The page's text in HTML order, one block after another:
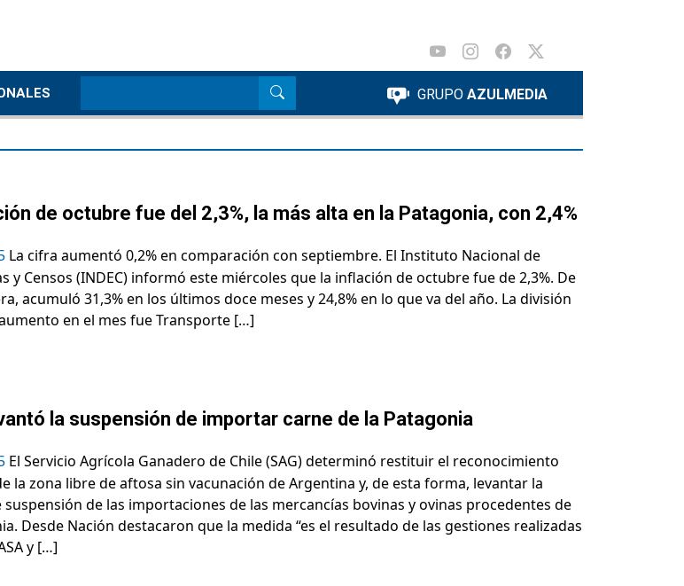
GRUPO AZULMEDIA
de octubre fue del 2,3%, la más alta en la Patagonia, con 2,4%
La cifra aumentó 0,2% en comparación con septiembre. El Instituto Nacional de
y Censos (INDEC) informó este miércoles que la inflación de octubre fue de 2,3%. De
acumuló 31,3% en los últimos doce meses y 24,8% en lo que va del año. La división
en el mes fue Transporte […]
la suspensión de importar carne de la Patagonia
El Servicio Agrícola Ganadero de Chile (SAG) determinó restituir el reconocimiento
la zona libre de aftosa sin vacunación de Argentina y, de esta forma, levantar la
suspensión de las importaciones de las mercancías bovinas y ovinas procedentes de
Desde Nación destacaron que la medida “es el resultado de las gestiones realizadas
y […]